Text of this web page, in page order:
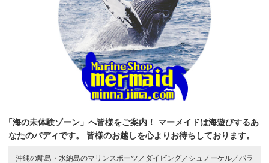
「海の未体験ゾーン」へ皆様をご案内！
マーメイドは海遊びするあ
なたのバディです。
皆様のお越しを心よりお待ちしております。
沖縄の離島・水納島のマリンスポーツ／ ダイビング／ シュノーケル／パラ